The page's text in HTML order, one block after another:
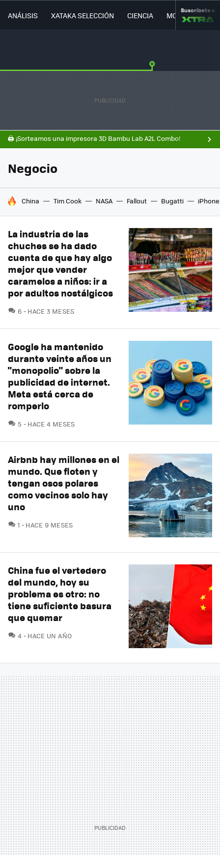
ANÁLISIS XATAKA SELECCIÓN CIENCIA MOVILIDAD
Suscríbete a
🖨️ ¡Sorteamos una impresora 3D Bambu Lab A2L Combo!
Negocio
HOY SE HABLA DE
China Tim Cook NASA Fallout Bugatti iPhone
La industria de las
chuches se ha dado
cuenta de que hay algo
mejor que vender
caramelos a niños: ir a
por adultos nostálgicos
6 COMENTARIOS
HACE 3 MESES
Google ha mantenido
durante veinte años un
"monopolio" sobre la
publicidad de internet.
Meta está cerca de
romperlo
5 COMENTARIOS
HACE 4 MESES
Airbnb hay millones en el
mundo. Que floten y
tengan osos polares
como vecinos solo hay
uno
1 COMENTARIOS
HACE 9 MESES
China fue el vertedero
del mundo, hoy su
problema es otro: no
tiene suficiente basura
que quemar
4 COMENTARIOS
HACE UN AÑO